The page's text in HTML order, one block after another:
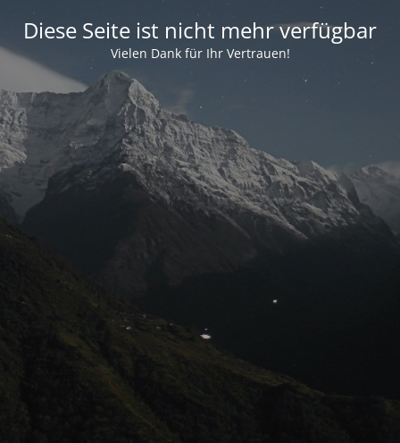
Diese Seite ist nicht mehr verfügbar
Vielen Dank für Ihr Vertrauen!